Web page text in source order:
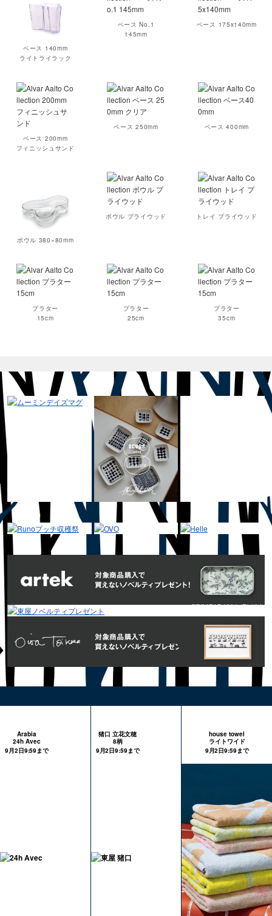
ベース 140mm
ライトライラック
ベース No.1
145mm
ベース 175x140mm
ベース 200mm
フィニッシュサンド
ベース 250mm ベース 400mm
ボウル 380×80mm
ボウル プライウッド トレイ プライウッド
プラター
15cm
プラター
25cm
プラター
35cm
Arabia
24h Avec
9月2日9:59まで
猪口 立花文穂
8柄
9月2日9:59まで
house towel
ライトワイド
9月2日9:59まで